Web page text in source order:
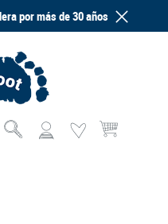
por más de 30 años
El carrito de